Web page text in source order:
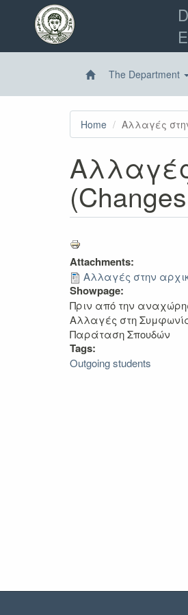
content
The Department
Home Αλλαγές
Attachments:
Αλλαγές στην
Showpage:
Πριν από την
Αλλαγές στη Συμφωνία
Παράταση Σπουδών
Tags:
Outgoing students